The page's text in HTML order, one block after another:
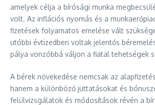
amelyek célja a bírósági munka
volt. Az inflációs nyomás és a
fizetések folyamatos emelése vált
utóbbi évtizedben voltak jelentős
pálya vonzóbbá váljon a fiatal tehetségek
A bérek növekedése nemcsak az
hanem a különböző juttatásokat és
felülvizsgálatok és módosítások révén a